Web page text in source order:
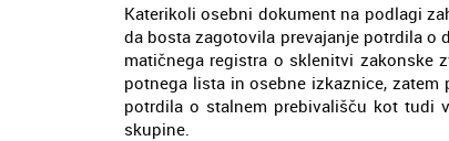
Katerikoli osebni dokument na podlagi
da bosta zagotovila prevajanje potrdila
matičnega registra o sklenitvi zakonske
potnega lista in osebne izkaznice,
potrdila o stalnem prebivališču kot tudi
skupine.